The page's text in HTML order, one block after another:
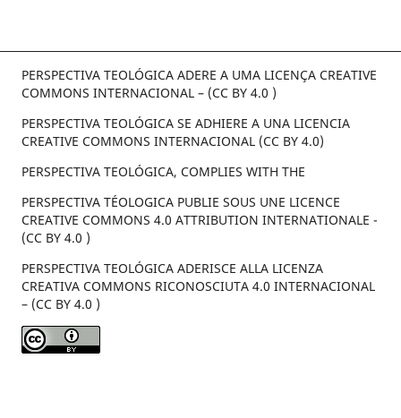
PERSPECTIVA TEOLÓGICA ADERE A UMA LICENÇA CREATIVE
COMMONS INTERNACIONAL – (CC BY 4.0 )
PERSPECTIVA TEOLÓGICA SE ADHIERE A UNA LICENCIA
CREATIVE COMMONS INTERNACIONAL (CC BY 4.0)
PERSPECTIVA TEOLÓGICA, COMPLIES WITH THE
PERSPECTIVA TÉOLOGICA PUBLIE SOUS UNE LICENCE
CREATIVE COMMONS 4.0 ATTRIBUTION INTERNATIONALE -
(CC BY 4.0 )
PERSPECTIVA TEOLÓGICA ADERISCE ALLA LICENZA
CREATIVA COMMONS RICONOSCIUTA 4.0 INTERNACIONAL
– (CC BY 4.0 )